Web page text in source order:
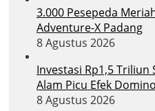
3.000 Pesepeda
Adventure-X Padang
8 Agustus 2026
Investasi Rp1,5 Triliun
Alam Picu Efek
8 Agustus 2026